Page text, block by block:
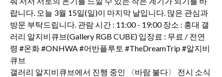
갤러리 알지비큐브에서 진행 중인 〈바람 불다〉 전시 소식